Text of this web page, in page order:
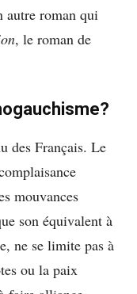
autre roman qui
, le roman de
des Français. Le
mouvances
son équivalent à
ne se limite pas à
ou la paix